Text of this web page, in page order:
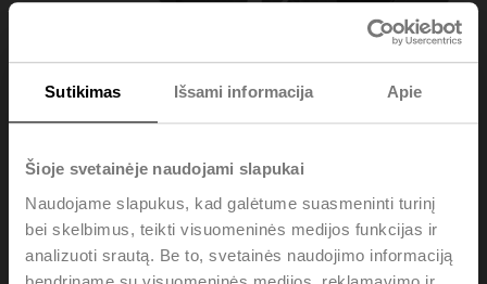
Sutikimas Išsami informacija Apie
Šioje svetainėje naudojami slapukai
Naudojame slapukus, kad galėtume suasmeninti turinį
bei skelbimus, teikti visuomeninės medijos funkcijas ir
analizuoti srautą. Be to, svetainės naudojimo informaciją
R7050R-B3/NR24A-
KNX